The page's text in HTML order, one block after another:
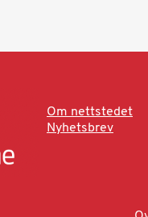
Om nettstedet
Nyhetsbrev